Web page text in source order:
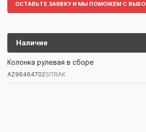
ОСТАВЬТЕ ЗАЯВКУ И МЫ ПОМОЖЕМ С
Наличие
Артикул/БрендНаименование
AZ96464702SITRAK
Колонка рулевая в сборе
AZ96464702SITRAK